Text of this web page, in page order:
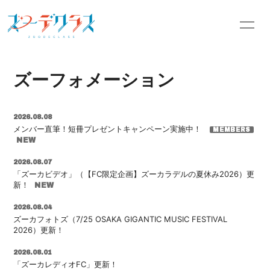
OFFICIALSITE BLOG
MOVIE
PHOTO
会員登録 ログイン
ズーフォメーション
2026.08.08
メンバー直筆！短冊プレゼントキャンペーン実施中！
2026.08.07
「ズーカビデオ」（【FC限定企画】ズーカラデルの夏休み2026）更
新！
2026.08.04
ズーカフォトズ（7/25 OSAKA GIGANTIC MUSIC FESTIVAL
2026）更新！
2026.08.01
「ズーカレディオFC」更新！